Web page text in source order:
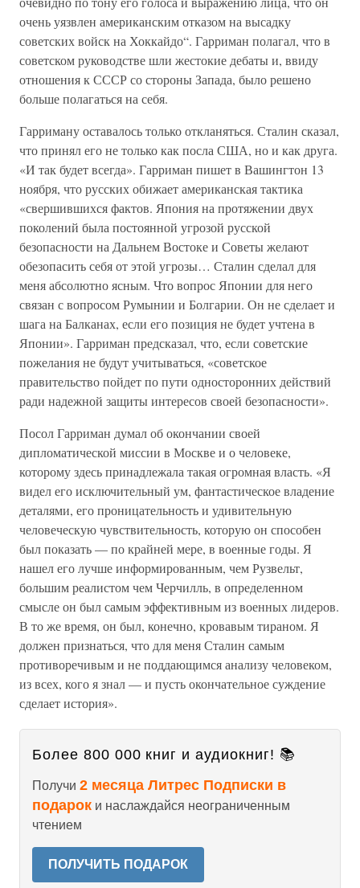
очень уязвлен американским отказом на высадку
советских войск на Хоккайдо“. Гарриман полагал, что в
советском руководстве шли жестокие дебаты и, ввиду
отношения к СССР со стороны Запада, было решено
больше полагаться на себя.
Гарриману оставалось только откланяться. Сталин сказал,
что принял его не только как посла США, но и как друга.
«И так будет всегда». Гарриман пишет в Вашингтон 13
ноября, что русских обижает американская тактика
«свершившихся фактов. Япония на протяжении двух
поколений была постоянной угрозой русской
безопасности на Дальнем Востоке и Советы желают
обезопасить себя от этой угрозы… Сталин сделал для
меня абсолютно ясным. Что вопрос Японии для него
связан с вопросом Румынии и Болгарии. Он не сделает и
шага на Балканах, если его позиция не будет учтена в
Японии». Гарриман предсказал, что, если советские
пожелания не будут учитываться, «советское
правительство пойдет по пути односторонних действий
ради надежной защиты интересов своей безопасности».
Посол Гарриман думал об окончании своей
дипломатической миссии в Москве и о человеке,
которому здесь принадлежала такая огромная власть. «Я
видел его исключительный ум, фантастическое владение
деталями, его проницательность и удивительную
человеческую чувствительность, которую он способен
был показать — по крайней мере, в военные годы. Я
нашел его лучше информированным, чем Рузвельт,
большим реалистом чем Черчилль, в определенном
смысле он был самым эффективным из военных лидеров.
В то же время, он был, конечно, кровавым тираном. Я
должен признаться, что для меня Сталин самым
противоречивым и не поддающимся анализу человеком,
из всех, кого я знал — и пусть окончательное суждение
сделает история».
Более 800 000 книг и аудиокниг! 📚
Получи 2 месяца Литрес Подписки в
подарок и наслаждайся неограниченным
чтением
ПОЛУЧИТЬ ПОДАРОК